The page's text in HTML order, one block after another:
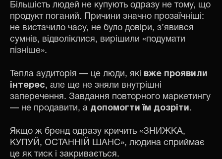
Більшість людей не купують одразу не тому, що
продукт поганий. Причини значно прозаїчніші:
не вистачило часу, не було довіри, з’явився
сумнів, відволіклися, вирішили «подумати
пізніше».
Тепла аудиторія — це люди, які вже проявили
інтерес, але ще не зняли внутрішні
заперечення. Завдання повторного маркетингу
— не продавити, а допомогти їм дозріти.
Якщо ж бренд одразу кричить «ЗНИЖКА,
КУПУЙ, ОСТАННІЙ ШАНС», людина сприймає
це як тиск і закривається.